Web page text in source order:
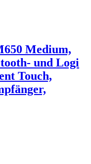
Medium,
und Logi
Touch,